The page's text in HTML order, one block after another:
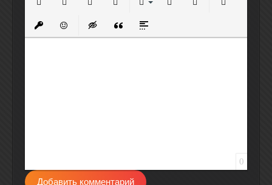
Вставить защищенную ссылку
Вставить смайлик
Вставка скрытого текста
Вставка цитаты
Вставка спойлера
0
Добавить комментарий